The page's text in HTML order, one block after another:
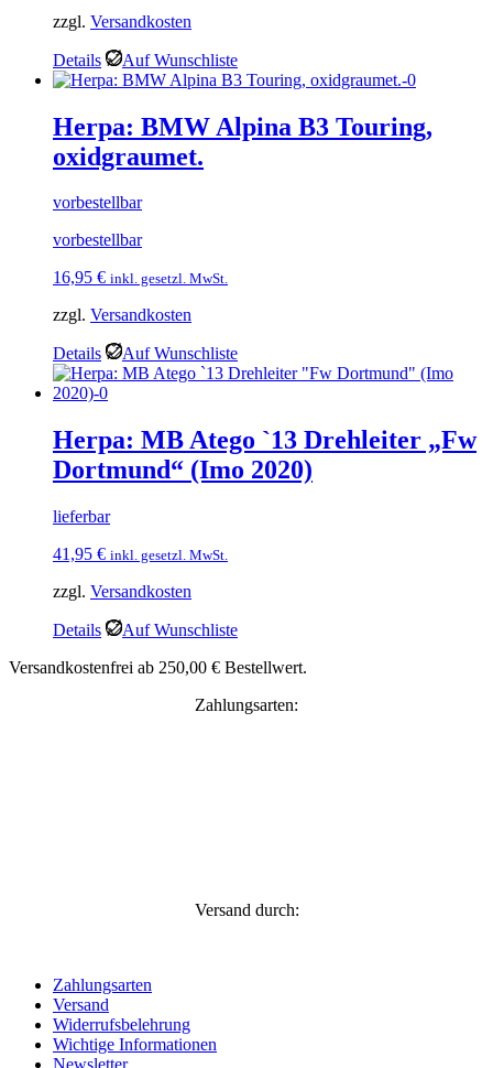
zzgl. Versandkosten
Details Auf Wunschliste
Herpa: BMW Alpina B3 Touring,
oxidgraumet.
vorbestellbar
vorbestellbar
16,95 € inkl. gesetzl. MwSt.
zzgl. Versandkosten
Details Auf Wunschliste
Herpa: MB Atego `13 Drehleiter „Fw
Dortmund“ (Imo 2020)
lieferbar
41,95 € inkl. gesetzl. MwSt.
zzgl. Versandkosten
Details
Auf Wunschliste
Versandkostenfrei ab 250,00 € Bestellwert.
Zahlungsarten:
Versand durch:
Zahlungsarten
Versand
Widerrufsbelehrung
Wichtige Informationen